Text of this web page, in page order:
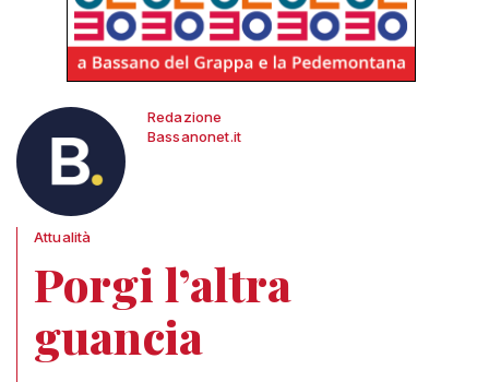
Redazione
Bassanonet.it
Attualità
Porgi l’altra
guancia